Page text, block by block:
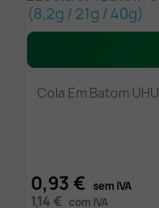
Cola Em Batom
0,93 € sem IVA
1,14 € com IVA